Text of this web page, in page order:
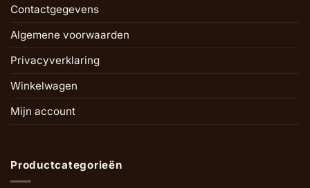
Contactgegevens
Algemene voorwaarden
Privacyverklaring
Winkelwagen
Mijn account
Productcategorieën